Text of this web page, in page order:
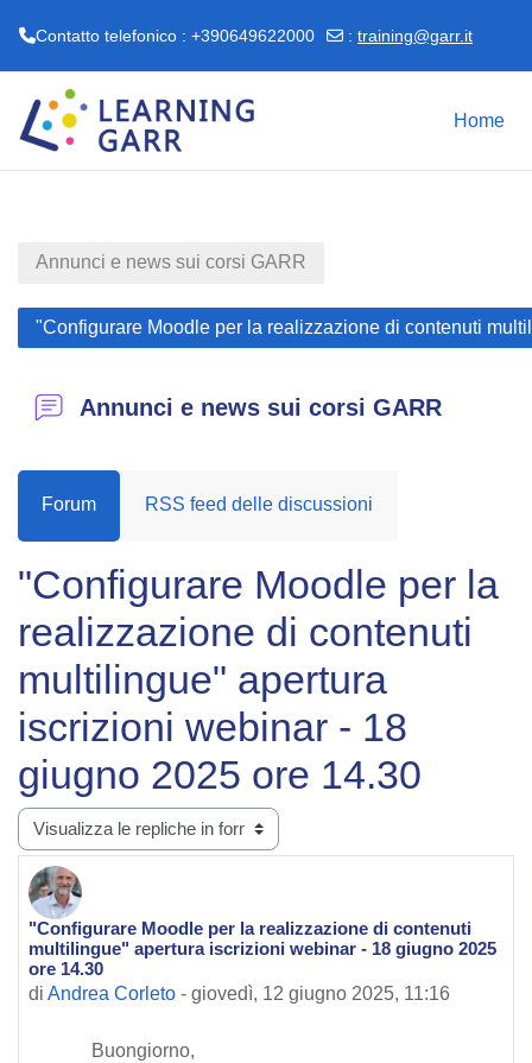
Contatto telefonico : +390649622000 : training@garr.it
Home
Annunci e news sui corsi GARR
"Configurare Moodle per la realizzazione di contenuti
Annunci e news sui corsi GARR
Forum RSS feed delle discussioni
"Configurare Moodle per la
realizzazione di contenuti
multilingue" apertura
iscrizioni webinar - 18
giugno 2025 ore 14.30
Modalità visualizzazione
"Configurare Moodle per la realizzazione di contenuti
multilingue" apertura iscrizioni webinar - 18 giugno 2025
ore 14.30
di Andrea Corleto - giovedì, 12 giugno 2025, 11:16
Numero di risposte: 0
Buongiorno,